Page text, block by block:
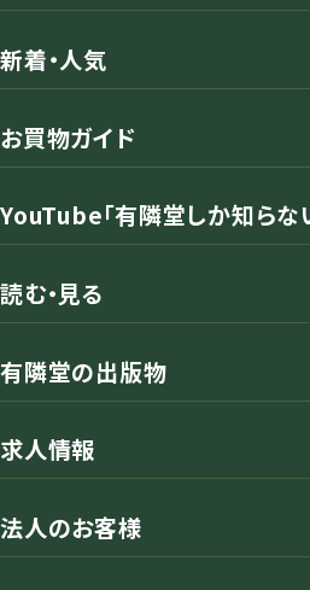
新着・人気
お買物ガイド
YouTube「有隣堂しか知らな
読む・見る
有隣堂の出版物
求人情報
法人のお客様